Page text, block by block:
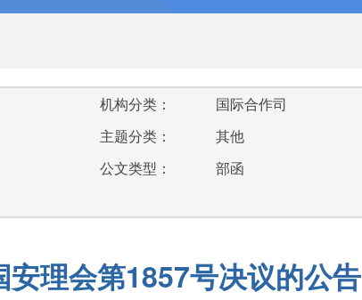
机构分类：
国际合作司
主题分类：
其他
公文类型：
部函
安理会第1857号决议的公告